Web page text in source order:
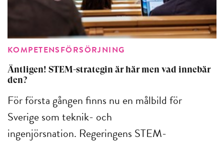
KOMPETENSFÖRSÖRJNING
Äntligen! STEM-strategin är här men vad innebär
den?
För första gången finns nu en målbild för
Sverige som teknik- och
ingenjörsnation. Regeringens STEM-